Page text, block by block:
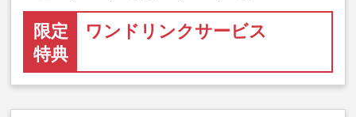
限定
特典
ワンドリンクサービス